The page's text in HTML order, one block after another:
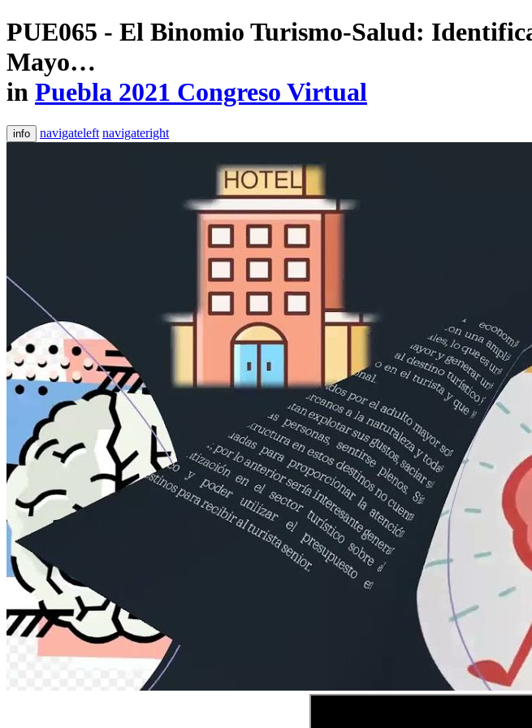
PUE065 - El Binomio Turismo-Salud:
Mayo…
in Puebla 2021 Congreso Virtual
info navigateleft navigateright